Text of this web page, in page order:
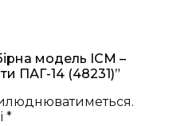
модель ICM –
ПАГ-14 (48231)”
*